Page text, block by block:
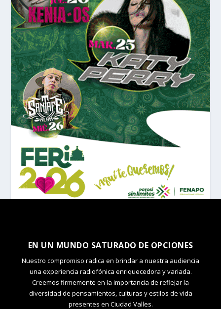
EN UN MUNDO SATURADO DE OPCIONES
Nuestro compromiso radica en brindar a nuestra audiencia
una experiencia radiofónica enriquecedora y variada.
Creemos firmemente en la importancia de reflejar la
diversidad de pensamientos, culturas y estilos de vida
presentes en Ciudad Valles.